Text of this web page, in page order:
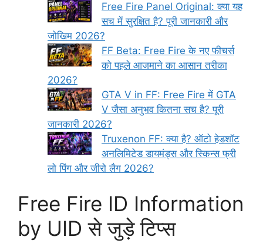
Free Fire Panel Original: क्या यह
सच में सुरक्षित है? पूरी जानकारी और
जोखिम 2026?
FF Beta: Free Fire के नए फीचर्स
को पहले आजमाने का आसान तरीका
2026?
GTA V in FF: Free Fire में GTA
V जैसा अनुभव कितना सच है? पूरी
जानकारी 2026?
Truxenon FF: क्या है? ऑटो हेडशॉट
अनलिमिटेड डायमंड्स और स्किन्स फ्री
लो पिंग और जीरो लैग 2026?
Free Fire ID Information
by UID से जुड़े टिप्स